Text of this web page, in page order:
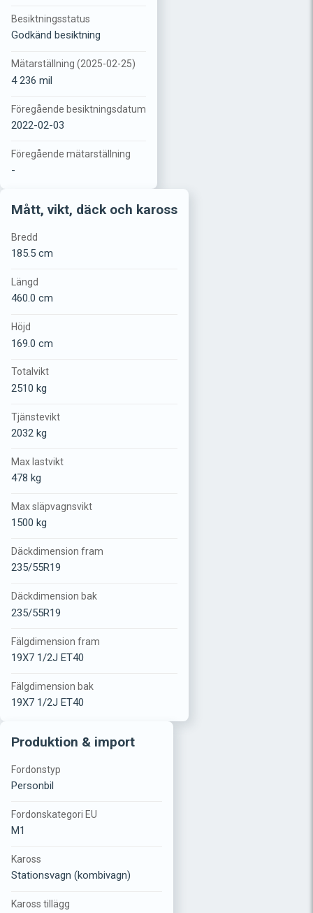
Besiktningsstatus
Godkänd besiktning
Mätarställning (2025-02-25)
4 236 mil
Föregående besiktningsdatum
2022-02-03
Föregående mätarställning
-
Mått, vikt, däck och kaross
Bredd
185.5 cm
Längd
460.0 cm
Höjd
169.0 cm
Totalvikt
2510 kg
Tjänstevikt
2032 kg
Max lastvikt
478 kg
Max släpvagnsvikt
1500 kg
Däckdimension fram
235/55R19
Däckdimension bak
235/55R19
Fälgdimension fram
19X7 1/2J ET40
Fälgdimension bak
19X7 1/2J ET40
Produktion & import
Fordonstyp
Personbil
Fordonskategori EU
M1
Kaross
Stationsvagn (kombivagn)
Kaross tillägg